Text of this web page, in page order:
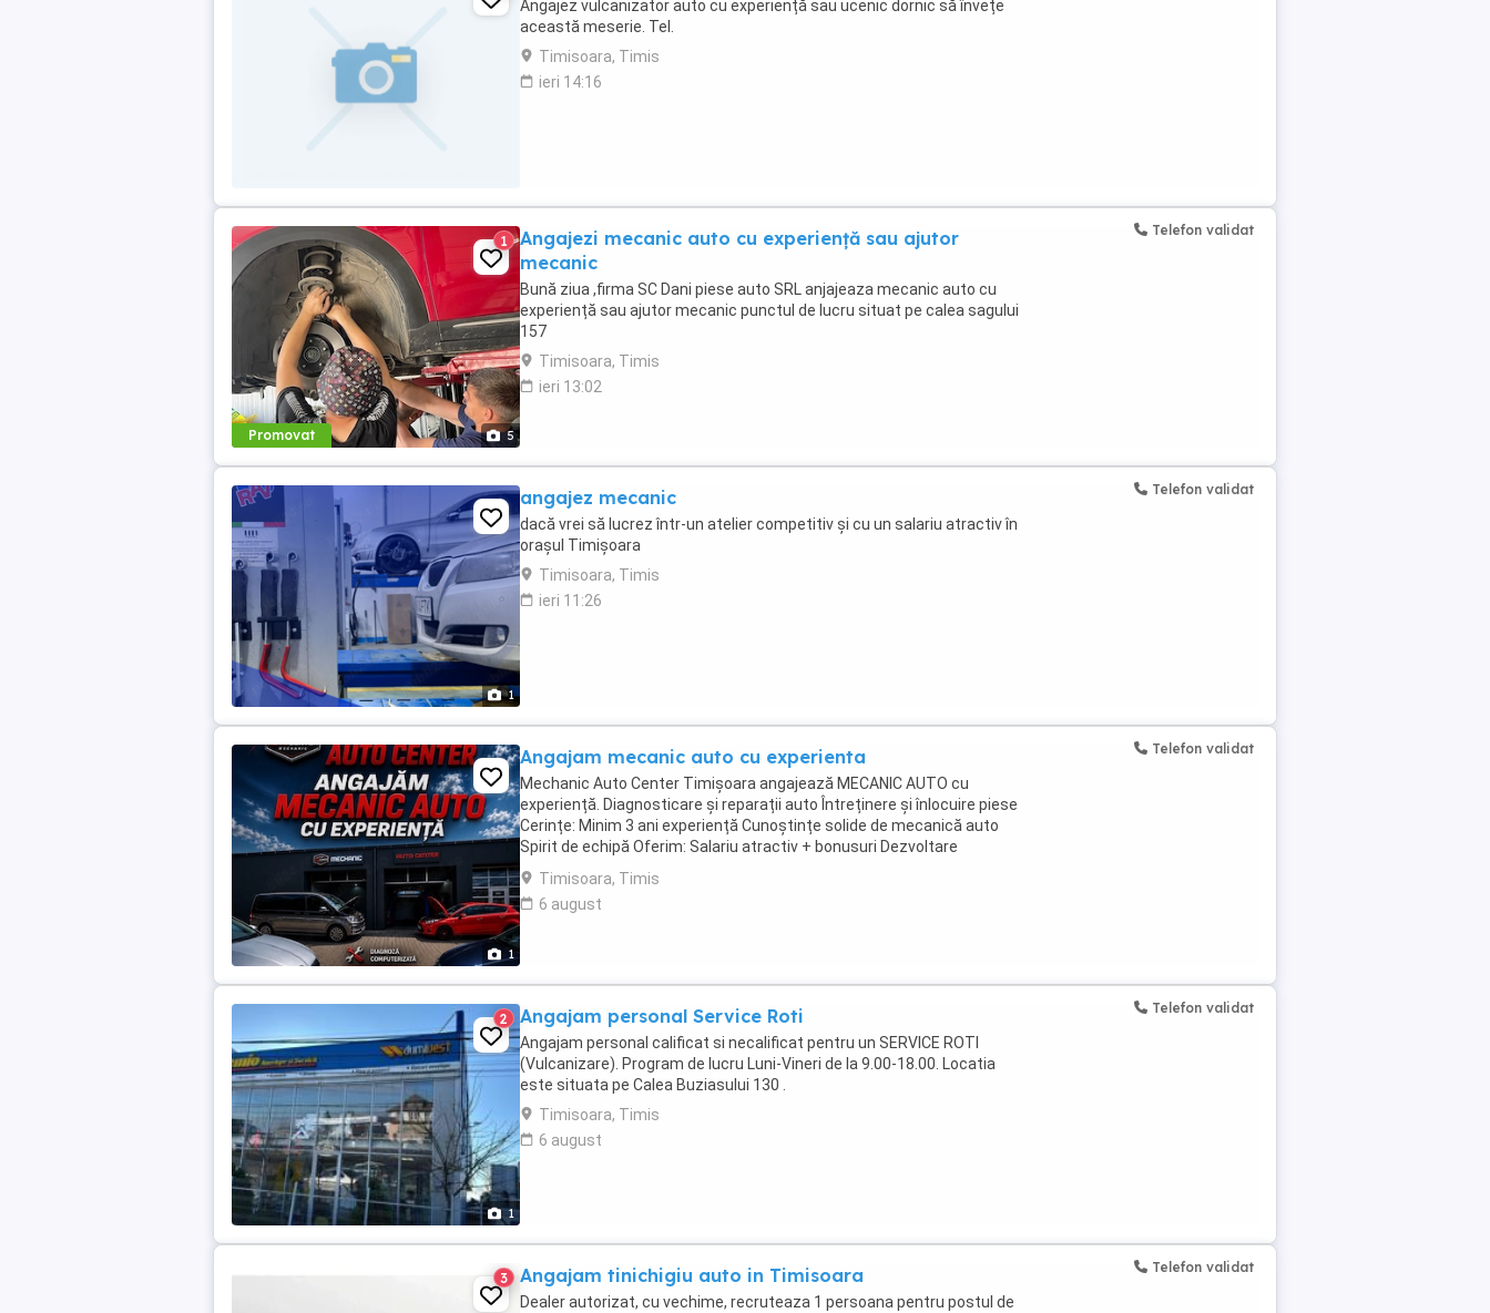
Angajez vulcanizator auto cu experiență sau ucenic dornic să învețe
această meserie. Tel.
Timisoara, Timis
ieri 14:16
Promovat 5
1
Angajezi mecanic auto cu experiență sau ajutor
mecanic
Bună ziua ,firma SC Dani piese auto SRL anjajeaza mecanic auto cu
experiență sau ajutor mecanic punctul de lucru situat pe calea sagului
157
Timisoara, Timis
ieri 13:02
Telefon validat
1
angajez mecanic
dacă vrei să lucrez într-un atelier competitiv și cu un salariu atractiv în
orașul Timișoara
Timisoara, Timis
ieri 11:26
Telefon validat
1
Angajam mecanic auto cu experienta
Mechanic Auto Center Timișoara angajează MECANIC AUTO cu
experiență. Diagnosticare și reparații auto Întreținere și înlocuire piese
Cerințe: Minim 3 ani experiență Cunoștințe solide de mecanică auto
Spirit de echipă Oferim: Salariu atractiv + bonusuri Dezvoltare
profesională Pentru ...
Timisoara, Timis
6 august
Telefon validat
1
2 Angajam personal Service Roti
Angajam personal calificat si necalificat pentru un SERVICE ROTI
(Vulcanizare). Program de lucru Luni-Vineri de la 9.00-18.00. Locatia
este situata pe Calea Buziasului 130 .
Timisoara, Timis
6 august
Telefon validat
3 Angajam tinichigiu auto in Timisoara
Dealer autorizat, cu vechime, recruteaza 1 persoana pentru postul de
Telefon validat